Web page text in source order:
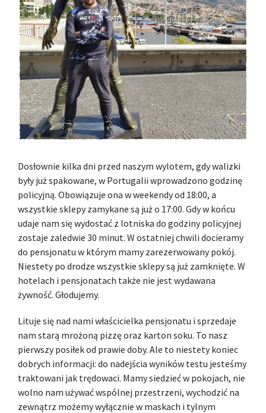
Dosłownie kilka dni przed naszym wylotem, gdy walizki
były już spakowane, w Portugalii wprowadzono godzinę
policyjną. Obowiązuje ona w weekendy od 18:00, a
wszystkie sklepy zamykane są już o 17:00. Gdy w końcu
udaje nam się wydostać z lotniska do godziny policyjnej
zostaje zaledwie 30 minut. W ostatniej chwili docieramy
do pensjonatu w którym mamy zarezerwowany pokój.
Niestety po drodze wszystkie sklepy są już zamknięte. W
hotelach i pensjonatach także nie jest wydawana
żywność. Głodujemy.
Lituje się nad nami właścicielka pensjonatu i sprzedaje
nam starą mrożoną pizzę oraz karton soku. To nasz
pierwszy posiłek od prawie doby. Ale to niestety koniec
dobrych informacji: do nadejścia wyników testu jesteśmy
traktowani jak trędowaci. Mamy siedzieć w pokojach, nie
wolno nam używać wspólnej przestrzeni, wychodzić na
zewnątrz możemy wyłącznie w maskach i tylnym